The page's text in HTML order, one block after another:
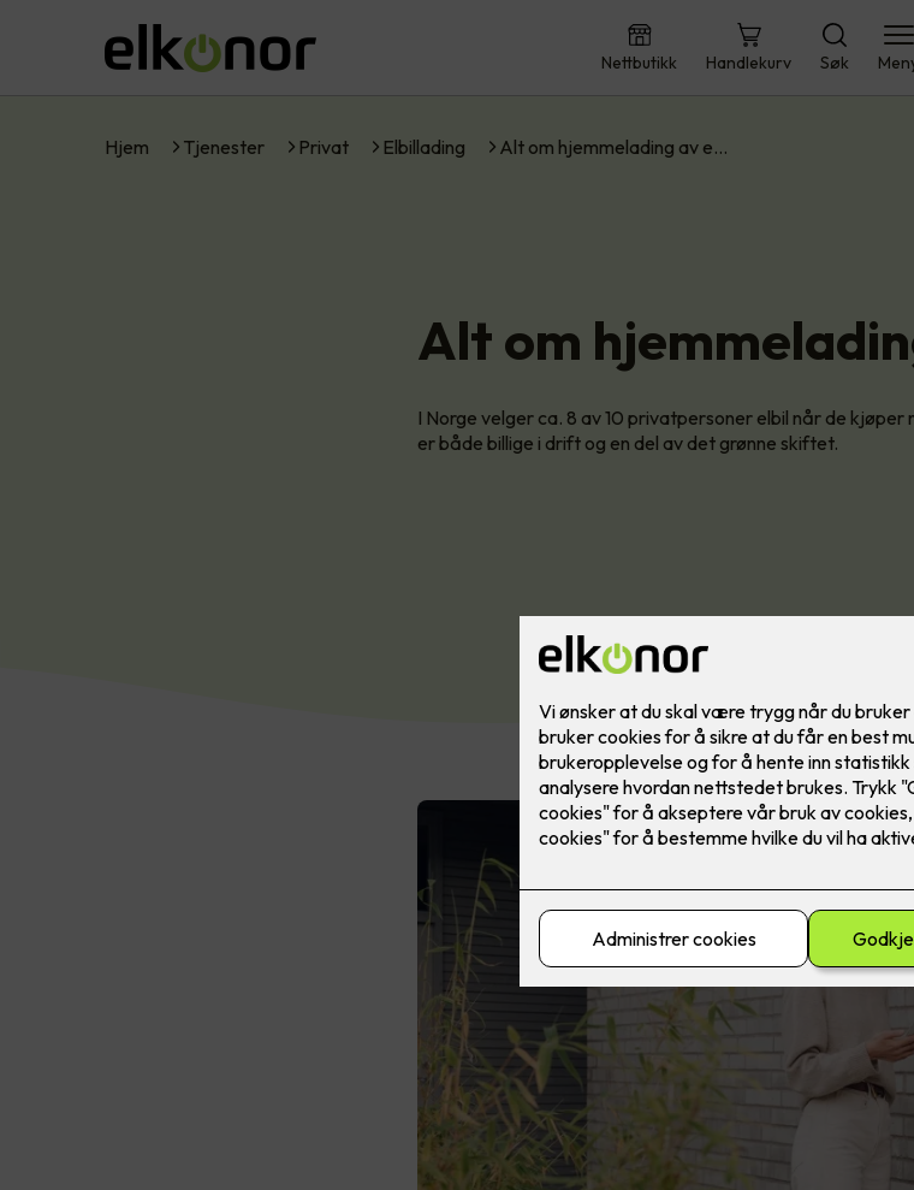
Nettbutikk Handlekurv Søk
Hjem Tjenester Privat Elbillading Alt om hjemmelading av e…
Alt om
I Norge velger ca. 8 av 10 privatpersoner elbil når de kjøper
er både billige i drift og en del av det grønne skiftet.